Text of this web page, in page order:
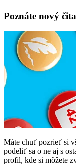
Poznáte nový
Máte chuť pozrieť si
podeliť sa o ne aj s
profil, kde si môžete